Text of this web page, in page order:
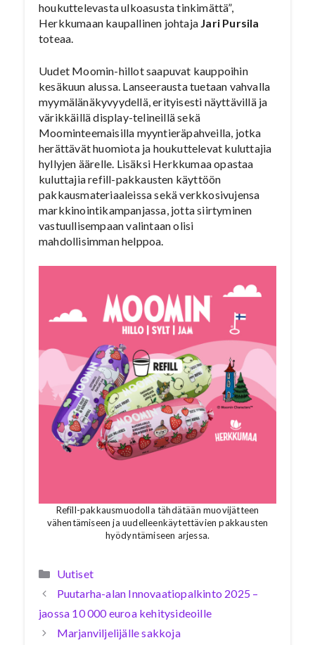
houkuttelevasta ulkoasusta tinkimättä”,
Herkkumaan kaupallinen johtaja Jari Pursila
toteaa.
Uudet Moomin-hillot saapuvat kauppoihin
kesäkuun alussa. Lanseerausta tuetaan vahvalla
myymälänäkyvyydellä, erityisesti näyttävillä ja
värikkäillä display-telineillä sekä
Moominteemaisilla myyntieräpahveilla, jotka
herättävät huomiota ja houkuttelevat kuluttajia
hyllyjen äärelle. Lisäksi Herkkumaa opastaa
kuluttajia refill-pakkausten käyttöön
pakkausmateriaaleissa sekä verkkosivujensa
markkinointikampanjassa, jotta siirtyminen
vastuullisempaan valintaan olisi
mahdollisimman helppoa.
Refill-pakkausmuodolla tähdätään muovijätteen
vähentämiseen ja uudelleenkäytettävien pakkausten
hyödyntämiseen arjessa.
Kategoriat
Uutiset
Puutarha-alan Innovaatiopalkinto 2025 –
jaossa 10 000 euroa kehitysideoille
Marjanviljelijälle sakkoja